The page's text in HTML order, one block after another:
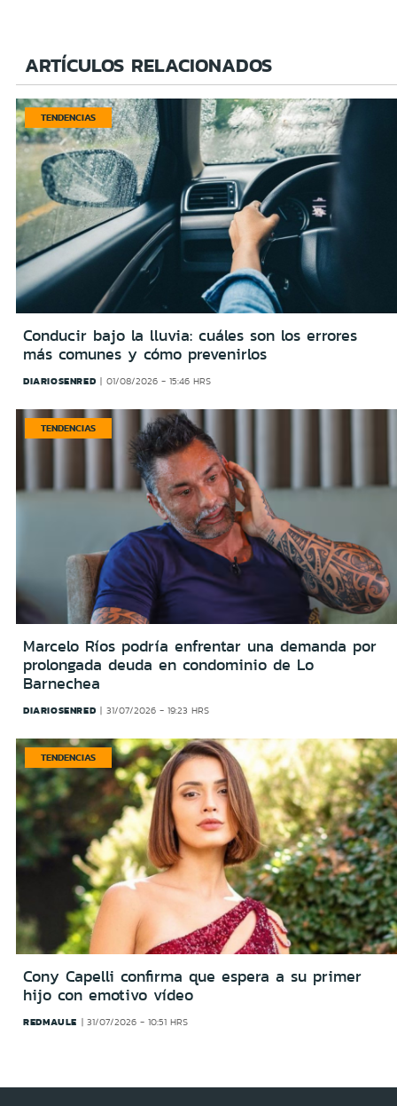
ARTÍCULOS RELACIONADOS
TENDENCIAS
Conducir bajo la lluvia: cuáles son los errores
más comunes y cómo prevenirlos
DIARIOSENRED 01/08/2026 - 15:46 HRS
TENDENCIAS
Marcelo Ríos podría enfrentar una demanda por
prolongada deuda en condominio de Lo
Barnechea
DIARIOSENRED 31/07/2026 - 19:23 HRS
TENDENCIAS
Cony Capelli confirma que espera a su primer
hijo con emotivo vídeo
REDMAULE 31/07/2026 - 10:51 HRS